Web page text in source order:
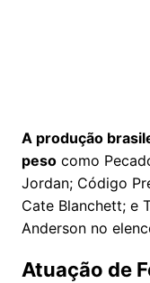
A produção
peso como
Jordan; Código
Cate Blanchett; e
Anderson no
Atuação de